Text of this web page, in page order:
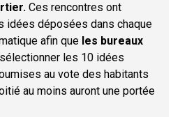
Ces rencontres ont
idées déposées dans chaque
afin que les bureaux
les 10 idées
au vote des habitants
au moins auront une portée